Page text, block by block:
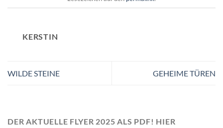
KERSTIN
WILDE STEINE GEHEIME TÜREN
DER AKTUELLE FLYER 2025 ALS PDF! HIER